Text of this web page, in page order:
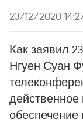
23/12/2020
Как заявил
Нгуен Суан
действенное